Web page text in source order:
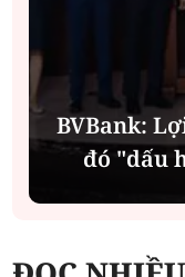
BVBank:
đó "dấu